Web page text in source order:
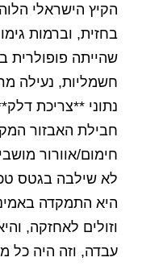
הקיץ הישראלי
שהייתה
חשמליות, נעילה
נתוני **צריכת
חבילת האבזור
לא שילבה בגטס
היא התמקדה
וזולים לאחזקה,
עבדה, וזה היה כל